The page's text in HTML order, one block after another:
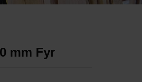
mm Fyr